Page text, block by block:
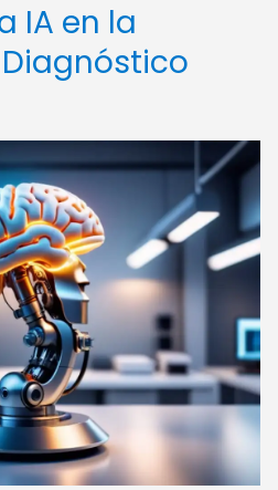
IA en la